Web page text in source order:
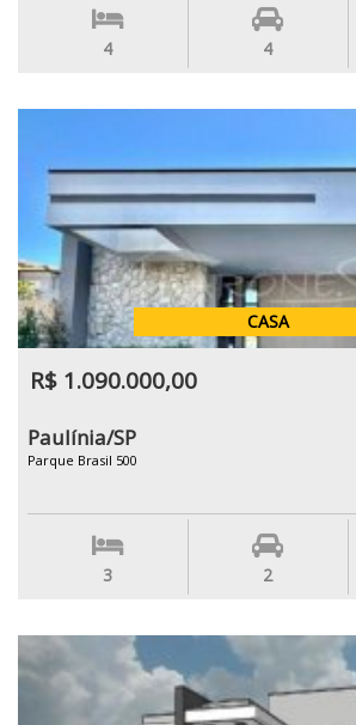
4 4
CASA
R$ 1.090.000,00
Paulínia/SP
Parque Brasil 500
3 2